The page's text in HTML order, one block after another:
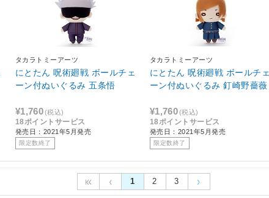
タカラトミーアーツ
にとたん 呪術廻戦 ボールチェ
ーン付ぬいぐるみ 五条悟
¥1,760(税込)
18ポイントサービス
発売日：2021年5月発売
限定数終了
タカラトミーアーツ
にとたん 呪術廻戦 ボールチェ
ーン付ぬいぐるみ 釘崎野薔薇
¥1,760(税込)
18ポイントサービス
発売日：2021年5月発売
限定数終了
1 2 3